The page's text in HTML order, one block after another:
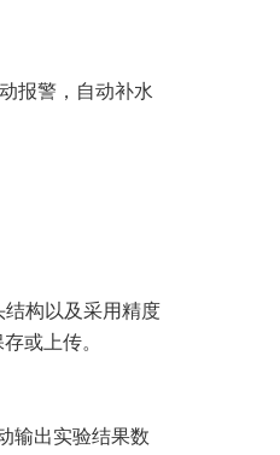
报警，自动补水
构以及采用精度
或上传。
输出实验结果数